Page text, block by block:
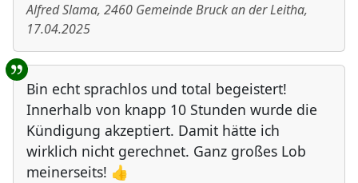
Alfred Slama, 2460 Gemeinde Bruck an der Leitha,
17.04.2025
Bin echt sprachlos und total begeistert!
Innerhalb von knapp 10 Stunden wurde die
Kündigung akzeptiert. Damit hätte ich
wirklich nicht gerechnet. Ganz großes Lob
meinerseits! 👍